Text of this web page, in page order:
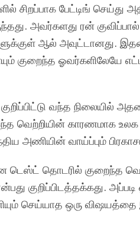
சிறப்பாக பேட்டிங் செய்து
அவர்களது ரன்
ஆல் அவுட்டானது.
குறைந்த ஓவர்களிலேயே
வந்த நிலையில்
வெற்றியின் காரணமாக
அணியின் வாய்ப்பும்
டெஸ்ட் தொடரில் குறைந்த
குறிப்பிடத்தக்கது. அப்படி
செய்யாத ஒரு